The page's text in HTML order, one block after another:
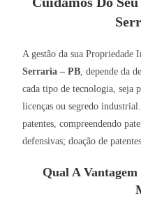
A gestão da sua Propriedade
Serraria – PB , depende da
cada tipo de tecnologia, seja
licenças ou segredo
patentes, compreendendo
defensivas; doação de patentes.
Qual A